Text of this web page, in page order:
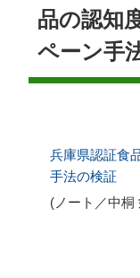
品の認知
ペーン手
兵庫県認証食
手法の検証
(ノート／中桐